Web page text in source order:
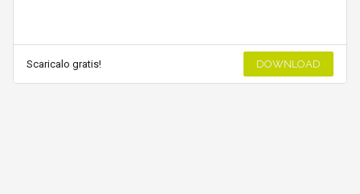
Scaricalo gratis! DOWNLOAD